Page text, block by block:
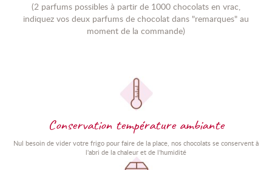
(2 parfums possibles à partir de 1000 chocolats en vrac,
indiquez vos deux parfums de chocolat dans "remarques" au
moment de la commande)
Conservation température ambiante
Nul besoin de vider votre frigo pour faire de la place, nos chocolats se conservent à
l'abri de la chaleur et de l'humidité